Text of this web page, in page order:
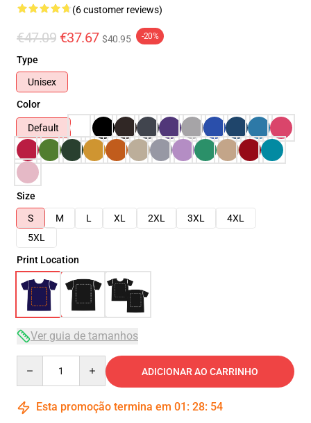
(6 customer reviews)
€47.09 €37.67 $40.95 -20%
Type
Unisex
Color
Default
Size
S
M L XL 2XL 3XL
4XL
5XL
Print Location
Ver guia de tamanhos
ADICIONAR AO CARRINHO
Esta promoção termina em 01 : 28: 54